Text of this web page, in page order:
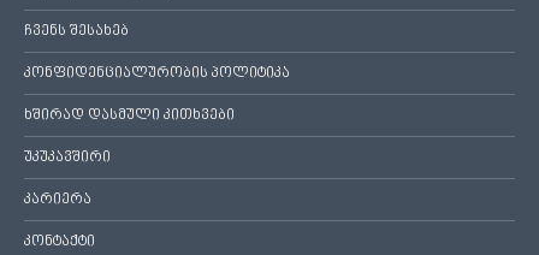
ჩვენს შესახებ
კონფიდენციალურობის პოლიტიკა
ხშირად დასმული კითხვები
უკუკავშირი
კარიერა
კონტაქტი